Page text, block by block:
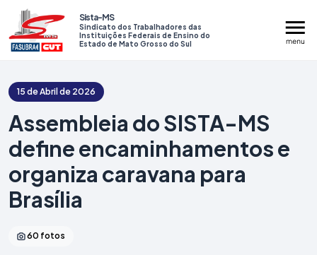
Sista-MS
Sindicato dos Trabalhadores das
Instituições Federais de Ensino do
Estado de Mato Grosso do Sul
Institucional
Serviços
Mídias
15 de Abril de 2026
Assembleia do SISTA-MS
define encaminhamentos e
organiza caravana para
Brasília
60 fotos